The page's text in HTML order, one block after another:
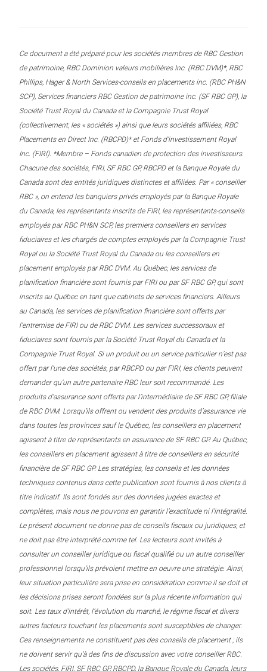
Ce document a été préparé pour les sociétés membres de RBC Gestion
de patrimoine, RBC Dominion valeurs mobilières Inc. (RBC DVM)*, RBC
Phillips, Hager & North Services-conseils en placements inc. (RBC PH&N
SCP), Services financiers RBC Gestion de patrimoine inc. (SF RBC GP), la
Société Trust Royal du Canada et la Compagnie Trust Royal
(collectivement, les « sociétés ») ainsi que leurs sociétés affiliées, RBC
Placements en Direct Inc. (RBCPD)* et Fonds d’investissement Royal
Inc. (FIRI). *Membre – Fonds canadien de protection des investisseurs.
Chacune des sociétés, FIRI, SF RBC GP, RBCPD et la Banque Royale du
Canada sont des entités juridiques distinctes et affiliées. Par « conseiller
RBC », on entend les banquiers privés employés par la Banque Royale
du Canada, les représentants inscrits de FIRI, les représentants-conseils
employés par RBC PH&N SCP, les premiers conseillers en services
fiduciaires et les chargés de comptes employés par la Compagnie Trust
Royal ou la Société Trust Royal du Canada ou les conseillers en
placement employés par RBC DVM. Au Québec, les services de
planification financière sont fournis par FIRI ou par SF RBC GP, qui sont
inscrits au Québec en tant que cabinets de services financiers. Ailleurs
au Canada, les services de planification financière sont offerts par
l’entremise de FIRI ou de RBC DVM. Les services successoraux et
fiduciaires sont fournis par la Société Trust Royal du Canada et la
Compagnie Trust Royal. Si un produit ou un service particulier n’est pas
offert par l’une des sociétés, par RBCPD ou par FIRI, les clients peuvent
demander qu’un autre partenaire RBC leur soit recommandé. Les
produits d’assurance sont offerts par l’intermédiaire de SF RBC GP, filiale
de RBC DVM. Lorsqu’ils offrent ou vendent des produits d’assurance vie
dans toutes les provinces sauf le Québec, les conseillers en placement
agissent à titre de représentants en assurance de SF RBC GP. Au Québec,
les conseillers en placement agissent à titre de conseillers en sécurité
financière de SF RBC GP. Les stratégies, les conseils et les données
techniques contenus dans cette publication sont fournis à nos clients à
titre indicatif. Ils sont fondés sur des données jugées exactes et
complètes, mais nous ne pouvons en garantir l’exactitude ni l’intégralité.
Le présent document ne donne pas de conseils fiscaux ou juridiques, et
ne doit pas être interprété comme tel. Les lecteurs sont invités à
consulter un conseiller juridique ou fiscal qualifié ou un autre conseiller
professionnel lorsqu’ils prévoient mettre en oeuvre une stratégie. Ainsi,
leur situation particulière sera prise en considération comme il se doit et
les décisions prises seront fondées sur la plus récente information qui
soit. Les taux d’intérêt, l’évolution du marché, le régime fiscal et divers
autres facteurs touchant les placements sont susceptibles de changer.
Ces renseignements ne constituent pas des conseils de placement ; ils
ne doivent servir qu’à des fins de discussion avec votre conseiller RBC.
Les sociétés, FIRI, SF RBC GP, RBCPD, la Banque Royale du Canada, leurs